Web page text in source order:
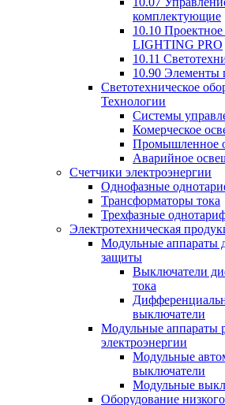
комплектующие
10.10
LIGHTING PRO
10.11
10.90 Элементы
Светотехническое
Технологии
Системы
Комерческое
Промышленное
Аварийное
Счетчики электроэнергии
Однофазные
Трансформаторы тока
Трехфазные
Электротехническая
Модульные аппараты
защиты
Выключатели
тока
выключатели
Модульные аппараты
электроэнергии
Модульные
выключатели
Модульные
Оборудование